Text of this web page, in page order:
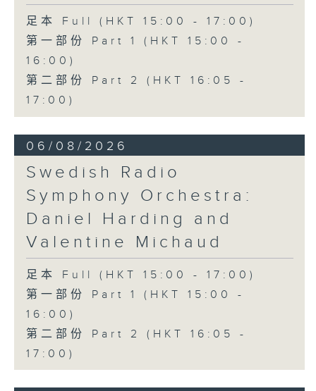
Recorded at Hong Kong City Hall
Concert Hall on 26/2/2006.
香港中樂團：林樂培八十大壽誌慶音樂會
羅乃新（鋼琴）
《祝賀吹打序樂》 (4’)
古曲（林樂培移植）
《春江花月夜》 (12’)
《昭君怨》 (8’)
《秋決》 (20’)
香港中樂團主辦，2006年香港藝術節節目。
2006年2月26日香港大會堂音樂廳錄音。
足本 Full (HKT 15:00 - 17:00)
第一部份 Part 1 (HKT 15:00 -
16:00)
第二部份 Part 2 (HKT 16:05 -
17:00)
06/08/2026
Swedish Radio
Symphony Orchestra:
Daniel Harding and
Valentine Michaud
足本 Full (HKT 15:00 - 17:00)
第一部份 Part 1 (HKT 15:00 -
16:00)
第二部份 Part 2 (HKT 16:05 -
17:00)